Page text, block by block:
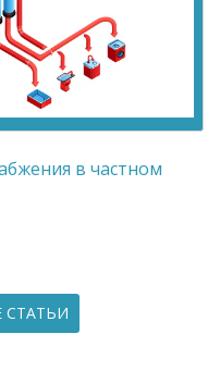
в частном
СТАТЬИ